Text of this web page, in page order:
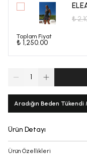
₺
Toplam Fiyat
₺ 1,250.00
1
Aradığın Beden Tükendi
Ürün Detayı
Ürün Özellikleri